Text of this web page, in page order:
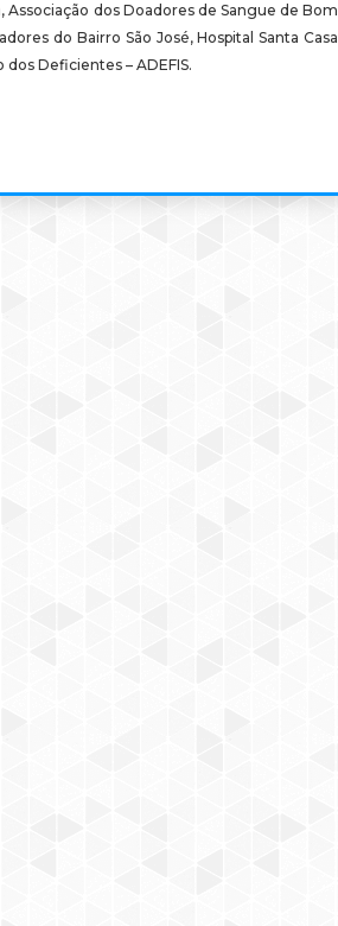
Associação dos Doadores de Sangue de Bom
do Bairro São José, Hospital Santa Casa
Deficientes – ADEFIS.